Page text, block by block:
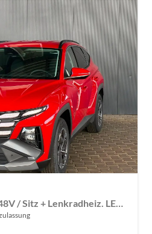
NX4 Pure 1.6 T-GDI 2WD 48V / Sitz + Lenkradheiz. LED Tempomat Alu 17"